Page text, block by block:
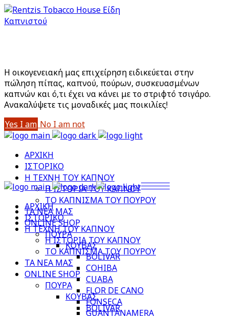
Είστε άνω των 18;
Η οικογενειακή μας επιχείρηση ειδικεύεται στην
πώληση πίπας, καπνού, πούρων, συσκευασμένων
καπνών και ό,τι έχει να κάνει με το στριφτό τσιγάρο.
Aνακαλύψετε τις μοναδικές μας ποικιλίες!
Yes I am No I am not
ΑΡΧΙΚΗ
ΙΣΤΟΡΙΚΟ
Η ΤΕΧΝΗ ΤΟΥ ΚΑΠΝΟΥ
Η ΙΣΤΟΡΙΑ ΤΟΥ ΚΑΠΝΟΥ
ΤΟ ΚΑΠΝΙΣΜΑ ΤΟΥ ΠΟΥΡΟΥ
ΤΑ ΝΕΑ ΜΑΣ
ONLINE SHOP
ΠΟΥΡΑ
ΚΟΥΒΑΣ
BOLIVAR
COHIBA
CUABA
FLOR DE CANO
FONSECA
GUANTANAMERA
ΑΡΧΙΚΗ
ΙΣΤΟΡΙΚΟ
Η ΤΕΧΝΗ ΤΟΥ ΚΑΠΝΟΥ
Η ΙΣΤΟΡΙΑ ΤΟΥ ΚΑΠΝΟΥ
ΤΟ ΚΑΠΝΙΣΜΑ ΤΟΥ ΠΟΥΡΟΥ
ΤΑ ΝΕΑ ΜΑΣ
ONLINE SHOP
ΠΟΥΡΑ
ΚΟΥΒΑΣ
BOLIVAR